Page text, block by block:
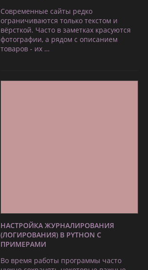
Современные сайты редко
ограничиваются только текстом и
вёрсткой. Часто в заметках красуются
фотографии, а рядом с описанием
товаров - их …
НАСТРОЙКА ЖУРНАЛИРОВАНИЯ
(ЛОГИРОВАНИЯ) В PYTHON С
ПРИМЕРАМИ
Во время работы программы часто